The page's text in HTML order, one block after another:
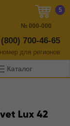
700-46-65
номер для регионов
5
№ 000-000
Каталог
Lux 42